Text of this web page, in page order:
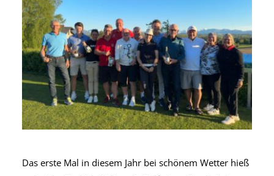
Das erste Mal in diesem Jahr bei schönem Wetter hieß